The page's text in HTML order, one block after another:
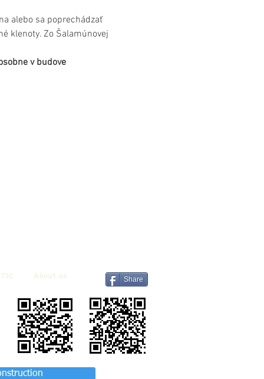
alebo sa poprechádzať
klenoty. Zo Šalamúnovej
v budove
TIC About us Share